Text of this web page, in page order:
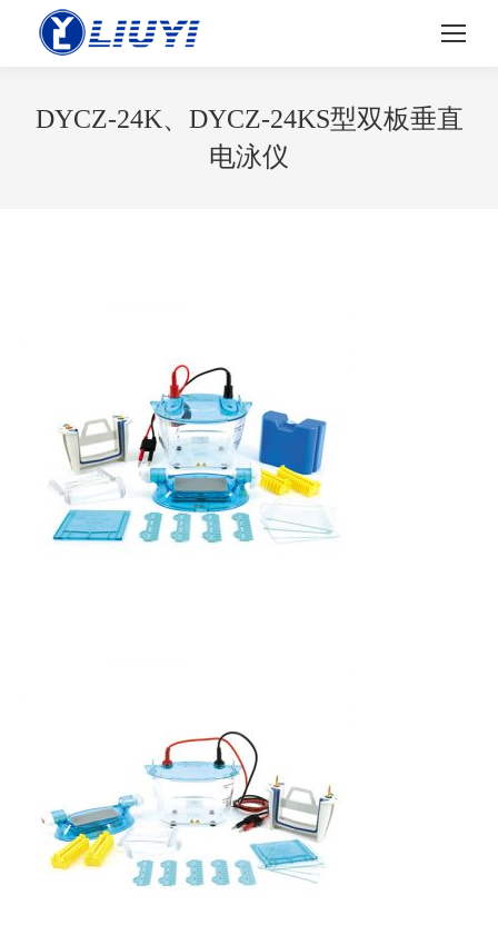
DYCZ-24K、DYCZ-24KS型双板垂直
电泳仪